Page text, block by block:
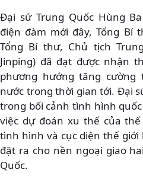
Đại sứ Trung Quốc Hùng
điện đàm mới đây, Tổng Bí
Tổng Bí thư, Chủ tịch
Jinping) đã đạt được nhận
phương hướng tăng
nước trong thời gian tới. Đại
trong bối cảnh tình hình
việc dự đoán xu thế của
tình hình và cục diện thế giới
đặt ra cho nền ngoại giao
Quốc.